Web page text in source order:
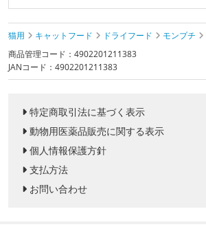
猫用 キャットフード ドライフード モンプチ
商品管理コード：4902201211383
JANコード：4902201211383
特定商取引法に基づく表示
動物用医薬品販売に関する表示
個人情報保護方針
支払方法
お問い合わせ